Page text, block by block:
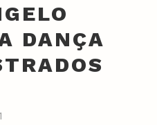
DANÇA